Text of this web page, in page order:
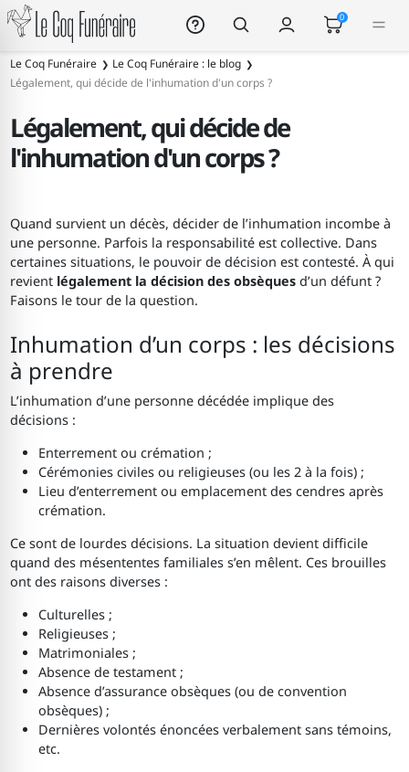
Le Coq Funéraire 0
Le Coq Funéraire
Le Coq Funéraire : le blog
Légalement, qui décide de l'inhumation d'un corps ?
Légalement, qui décide de
l'inhumation d'un corps ?
Quand survient un décès, décider de l’inhumation incombe à
une personne. Parfois la responsabilité est collective. Dans
certaines situations, le pouvoir de décision est contesté. À qui
revient légalement la décision des obsèques d’un défunt ?
Faisons le tour de la question.
Inhumation d’un corps : les décisions
à prendre
L’inhumation d’une personne décédée implique des
décisions :
Enterrement ou crémation ;
Cérémonies civiles ou religieuses (ou les 2 à la fois) ;
Lieu d’enterrement ou emplacement des cendres après
crémation.
Ce sont de lourdes décisions. La situation devient difficile
quand des mésententes familiales s’en mêlent. Ces brouilles
ont des raisons diverses :
Culturelles ;
Religieuses ;
Matrimoniales ;
Absence de testament ;
Absence d’assurance obsèques (ou de convention
obsèques) ;
Dernières volontés énoncées verbalement sans témoins,
etc.